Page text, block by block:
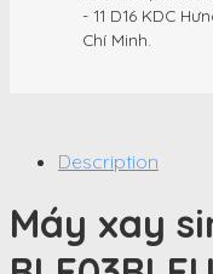
- 11 D16 KDC
Chí Minh.
Description
Máy xay